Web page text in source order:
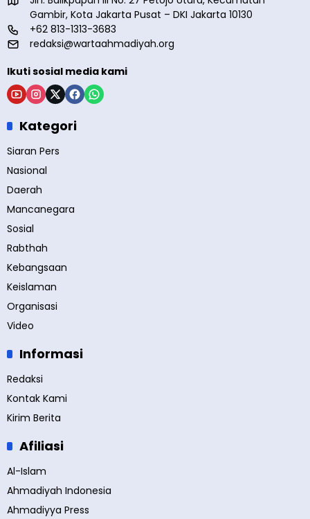
Gambir, Kota Jakarta Pusat – DKI Jakarta 10130
+62 813-1313-3683
redaksi@wartaahmadiyah.org
Ikuti sosial media kami
Kategori
Siaran Pers
Nasional
Daerah
Mancanegara
Sosial
Rabthah
Kebangsaan
Keislaman
Organisasi
Video
Informasi
Redaksi
Kontak Kami
Kirim Berita
Afiliasi
Al-Islam
Ahmadiyah Indonesia
Ahmadiyya Press